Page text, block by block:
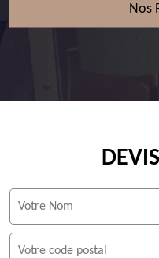
Nos